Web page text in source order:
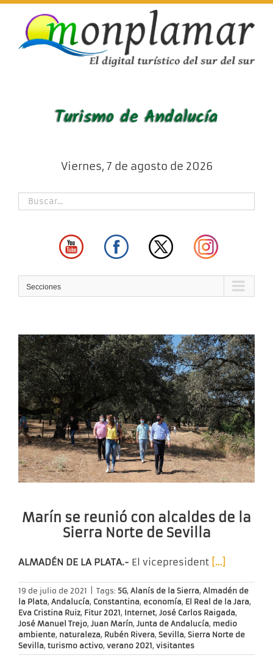
Skip
content
Viernes, 7 de agosto de 2026
Secciones
Marín se reunió con alcaldes de la
Sierra Norte de Sevilla
ALMADÉN DE LA PLATA.- El vicepresident […]
19 de julio de 2021 Tags: 5G, Alanís de la Sierra, Almadén de
la Plata, Andalucía, Constantina, economía, El Real de la Jara,
Eva Cristina Ruiz, Fitur 2021, Internet, José Carlos Raigada,
José Manuel Trejo, Juan Marín, Junta de Andalucía, medio
ambiente, naturaleza, Rubén Rivera, Sevilla, Sierra Norte de
Sevilla, turismo activo, verano 2021, visitantes